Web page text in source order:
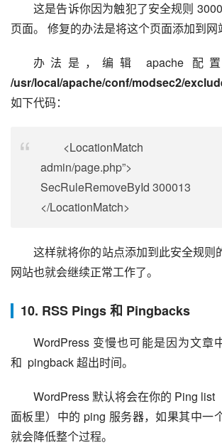
这是告诉你因为触犯了安全规则
页面。 修复的办法是将这个页面添加到网
/usr/local/apache/conf/modsec2/
如下代码：
<LocationMatch “/
admin/page.php”>
SecRuleRemoveById 300013
</LocationMatch>
这样就将你的站点添加到此安全规则
网站也就会继续正常工作了。
10. RSS Pings 和 Pingbacks
WordPress 变慢也可能是因为文章
和  pingback 超出时间。
WordPress 默认将会在你的 Ping list
面板里）中的 ping 服务器，如果其中一
就会降低整个过程。